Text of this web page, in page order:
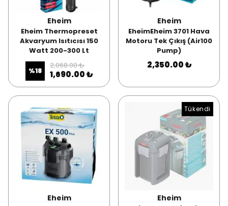
Eheim
Eheim Thermopreset
Akvaryum Isıtıcısı 150
Watt 200-300 Lt
%18
2,068.00 ₺
1,690.00 ₺
Eheim
EheimEheim 3701 Hava
Motoru Tek Çıkış (Air100
Pump)
2,350.00 ₺
Eheim
Tükendi
Eheim